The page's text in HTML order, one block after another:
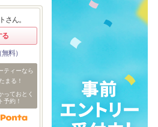
さん。
る
料）
ティーなら
まる！
っておとく
予約！